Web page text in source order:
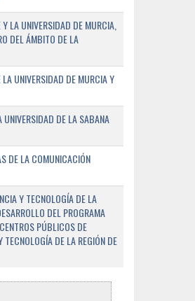
LA UNIVERSIDAD DE MURCIA,
DEL ÁMBITO DE LA
UNIVERSIDAD DE MURCIA Y
DE LA SABANA
DE LA COMUNICACIÓN
Y TECNOLOGÍA DE LA
DEL PROGRAMA
PÚBLICOS DE
DE LA REGIÓN DE